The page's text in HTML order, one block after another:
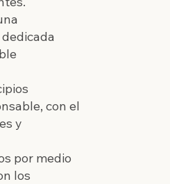
con el
y
por medio
los